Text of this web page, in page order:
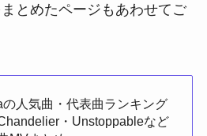
とめたページもあわせてご
の人気曲・代表曲ランキング
Chandelier・Unstoppableなど